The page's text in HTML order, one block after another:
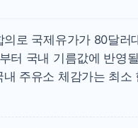
뉴욕증
보훈부,
트럼프 "
의로 국제유가가 80달러
터 국내 기름값에 반영
내 주유소 체감가는 최